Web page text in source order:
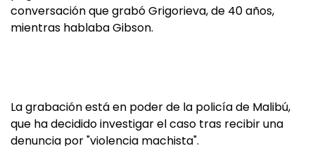
conversación que grabó Grigorieva, de 40 años,
mientras hablaba Gibson.
La grabación está en poder de la policía de Malibú,
que ha decidido investigar el caso tras recibir una
denuncia por "violencia machista".